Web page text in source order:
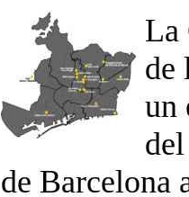
La
de
un
de Barcelona